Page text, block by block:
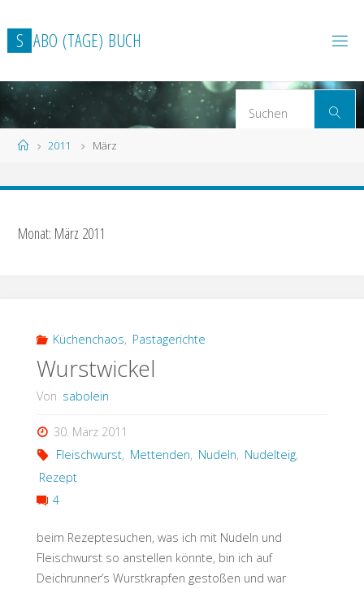
Inhalt
springen
S ABO (TAGE) BUCH
Suchen
Start2011 März
Monat: März 2011
Küchenchaos, Pastagerichte
Wurstwickel
Von sabolein
30. März 2011
Fleischwurst, Mettenden, Nudeln, Nudelteig,
Rezept
4
beim Rezeptesuchen, was ich mit Nudeln und
Fleischwurst so anstellen könnte, bin ich auf
Deichrunner’s Wurstkrapfen gestoßen und war